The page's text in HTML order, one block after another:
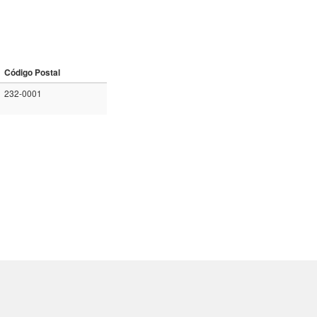
Código Postal
232-0001